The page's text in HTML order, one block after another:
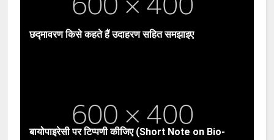
छद्मावरण किसे कहते हैं उदाहरण सहित समझाइए
बायोपाइरेसी पर टिप्पणी कीजिए (Short Note on Bio-